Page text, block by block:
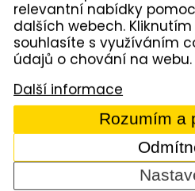
Kámen Brno, spol. s r.o. –
opravdové řemeslníky.
pracovních strojů i nářadí, a
nářadí v Tišnově.
značek Permon, Atlas Copco,
a zahradní techniky Dolmar
z našich
© 2005 - 2026 Kámen Brno,
relevantní nabídky
dalších webech.
souhlasíte s využíváním
údajů o chování na webu.
Další informace
Rozumím a